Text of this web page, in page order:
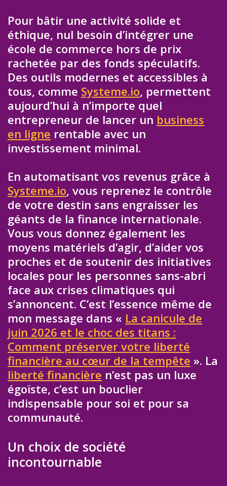
Pour bâtir une activité solide et
éthique, nul besoin d’intégrer une
école de commerce hors de prix
rachetée par des fonds spéculatifs.
Des outils modernes et accessibles à
tous, comme Systeme.io, permettent
aujourd’hui à n’importe quel
entrepreneur de lancer un business
en ligne rentable avec un
investissement minimal.
En automatisant vos revenus grâce à
Systeme.io, vous reprenez le contrôle
de votre destin sans engraisser les
géants de la finance internationale.
Vous vous donnez également les
moyens matériels d’agir, d’aider vos
proches et de soutenir des initiatives
locales pour les personnes sans-abri
face aux crises climatiques qui
s’annoncent. C’est l’essence même de
mon message dans « La canicule de
juin 2026 et le choc des titans :
Comment préserver votre liberté
financière au cœur de la tempête ». La
liberté financière n’est pas un luxe
égoïste, c’est un bouclier
indispensable pour soi et pour sa
communauté.
Un choix de société
incontournable